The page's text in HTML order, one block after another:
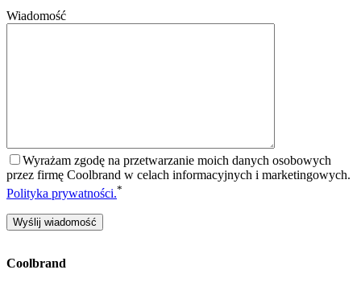
Wiadomość
Wyrażam zgodę na przetwarzanie moich danych osobowych
przez firmę Coolbrand w celach informacyjnych i marketingowych.
Polityka prywatności.*
Coolbrand